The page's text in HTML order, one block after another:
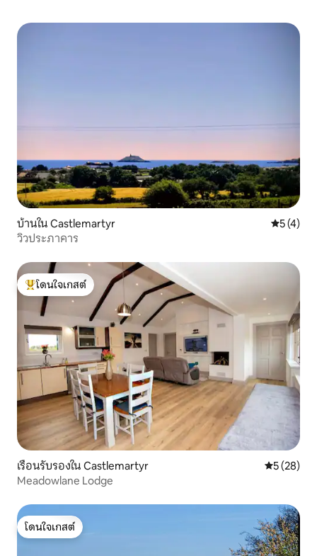
บ้านใน Castlemartyr คะแนนเฉ
5 (4)
วิวประภาคาร
โดนใจเกสต์ที่สุด
โดนใจเกสต์
เรือนรับรองใน Castlemartyr คะแนนเฉลี่
5 (28)
Meadowlane Lodge
โดนใจเกสต์
โดนใจเกสต์